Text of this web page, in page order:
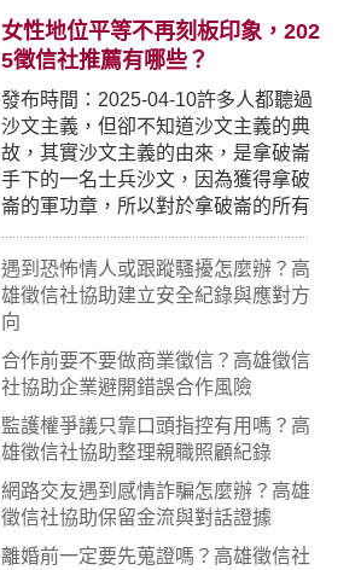
女性地位平等不再刻板印象，202
5徵信社推薦有哪些？
發布時間：2025-04-10許多人都聽過
沙文主義，但卻不知道沙文主義的典
故，其實沙文主義的由來，是拿破崙
手下的一名士兵沙文，因為獲得拿破
崙的軍功章，所以對於拿破崙的所有
事蹟和政策產生狂熱崇拜，形成偏執
的狀況，所以沙文主義後來就被拿來
暗指偏見和歧視，而且有沙文主義傾
向的人，通常對於自己的國家和民族
國家的人，所以沙文主義也廣泛應用
在種族歧視的說法，甚至還出現了男
性沙文…
遇到恐怖情人或跟蹤騷擾怎麼辦？高
雄徵信社協助建立安全紀錄與應對方
向
合作前要不要做商業徵信？高雄徵信
社協助企業避開錯誤合作風險
監護權爭議只靠口頭指控有用嗎？高
雄徵信社協助整理親職照顧紀錄
網路交友遇到感情詐騙怎麼辦？高雄
徵信社協助保留金流與對話證據
離婚前一定要先蒐證嗎？高雄徵信社